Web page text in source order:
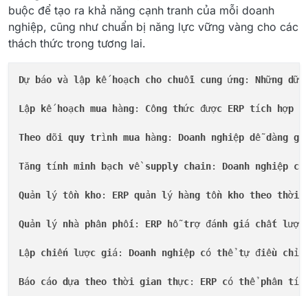
buộc để tạo ra khả năng cạnh tranh của mỗi doanh
nghiệp, cũng như chuẩn bị năng lực vững vàng cho các
thách thức trong tương lai.
Dự báo và lập kế hoạch cho chuỗi cung ứng: Những dữ
Lập kế hoạch mua hàng: Công thức được ERP tích hợp
Theo dõi quy trình mua hàng: Doanh nghiệp dễ dàng gi
Tăng tính minh bạch về supply chain: Doanh nghiệp c
Quản lý tồn kho: ERP quản lý hàng tồn kho theo thời
Quản lý nhà phân phối: ERP hỗ trợ đánh giá chất lượ
Lập chiến lược giá: Doanh nghiệp có thể tự điều chỉ
Báo cáo dựa theo thời gian thực: ERP có thể phân tí